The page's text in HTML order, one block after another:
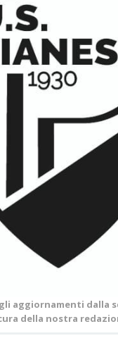
aggiornamenti dalla
della nostra